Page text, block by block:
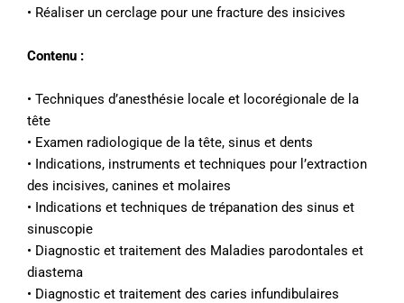
• Réaliser un cerclage pour une fracture des insicives
Contenu :
• Techniques d’anesthésie locale et locorégionale de la
tête
• Examen radiologique de la tête, sinus et dents
• Indications, instruments et techniques pour l’extraction
des incisives, canines et molaires
• Indications et techniques de trépanation des sinus et
sinuscopie
• Diagnostic et traitement des Maladies parodontales et
diastema
• Diagnostic et traitement des caries infundibulaires